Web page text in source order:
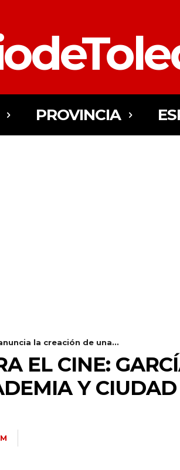
PROVINCIA
la creación de una...
EL CINE:
Y